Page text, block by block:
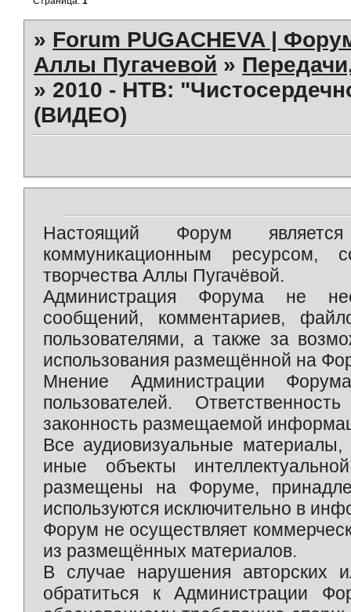
» Forum PUGACHEVA |
Аллы Пугачевой »
» 2010 - НТВ:
(ВИДЕО)
Настоящий Форум является
коммуникационным ресурсом,
творчества Аллы Пугачёвой.
Администрация Форума не
сообщений, комментариев,
пользователями, а также за
использования размещённой на
Мнение Администрации
пользователей.
законность размещаемой
Все аудиовизуальные
иные объекты
размещены на Форуме,
используются исключительно в
Форум не осуществляет
из размещённых материалов.
В случае нарушения авторских
обратиться к Администрации